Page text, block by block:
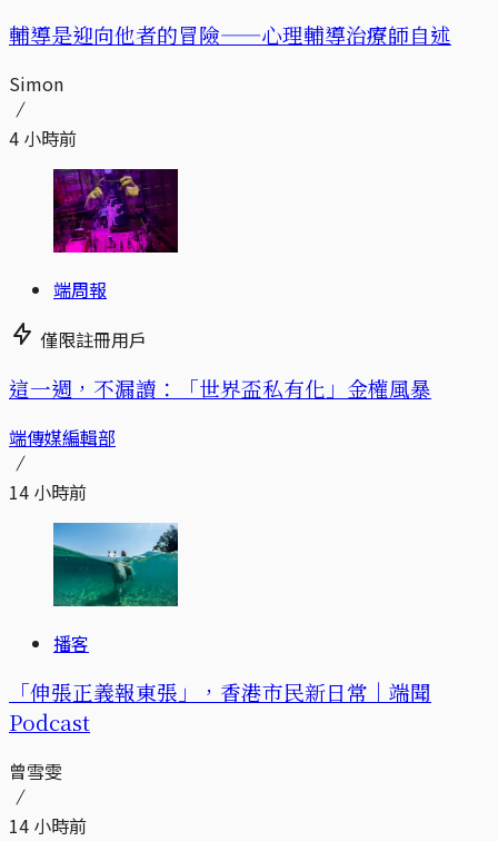
輔導是迎向他者的冒險——心理輔導治療師自述
Simon
4 小時前
端周報
僅限註冊用戶
這一週，不漏讀：「世界盃私有化」金權風暴
端傳媒編輯部
14 小時前
播客
「伸張正義報東張」，香港市民新日常｜端聞
Podcast
曾雪雯
14 小時前